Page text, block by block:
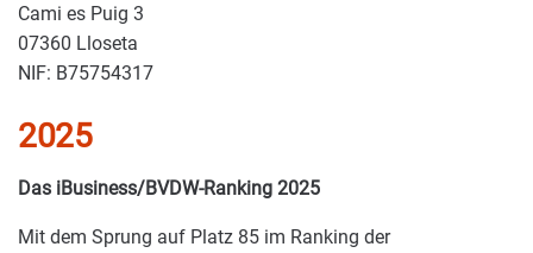
Cami es Puig 3
07360 Lloseta
NIF: B75754317
2025
Das iBusiness/BVDW-Ranking 2025
Mit dem Sprung auf Platz 85 im Ranking der